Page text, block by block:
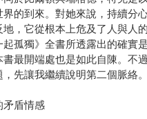
界的到來。對她來說，持續分
地，它從根本上危及了人與人
起孤獨》全書所透露出的確實
書最開端處也是如此自陳。不
先讓我繼續說明第二個脈絡。
矛盾情感